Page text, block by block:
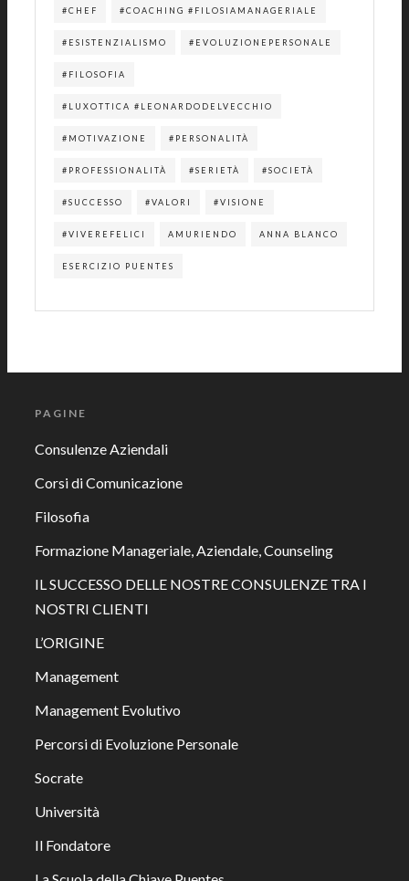
#CHEF #COACHING #FILOSIAMANAGERIALE
#ESISTENZIALISMO #EVOLUZIONEPERSONALE
#FILOSOFIA
#LUXOTTICA #LEONARDODELVECCHIO
#MOTIVAZIONE #PERSONALITÀ
#PROFESSIONALITÀ #SERIETÀ #SOCIETÀ
#SUCCESSO #VALORI #VISIONE
#VIVEREFELICI AMURIENDO ANNA BLANCO
ESERCIZIO PUENTES
PAGINE
Consulenze Aziendali
Corsi di Comunicazione
Filosofia
Formazione Manageriale, Aziendale, Counseling
IL SUCCESSO DELLE NOSTRE CONSULENZE TRA I
NOSTRI CLIENTI
L’ORIGINE
Management
Management Evolutivo
Percorsi di Evoluzione Personale
Socrate
Università
Il Fondatore